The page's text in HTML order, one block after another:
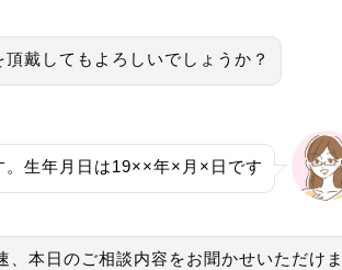
戴してもよろしいでしょうか？
。生年月日は19××年×月×日です
本日のご相談内容をお聞かせいただけま